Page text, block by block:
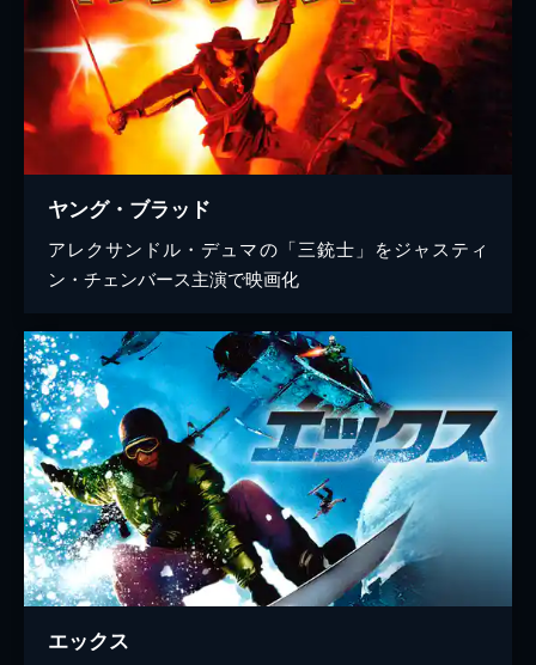
ヤング・ブラッド
アレクサンドル・デュマの「三銃士」をジャスティ
ン・チェンバース主演で映画化
エックス